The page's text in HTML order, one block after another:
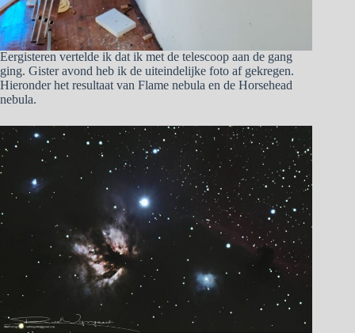
Eergisteren vertelde ik dat ik met de telescoop aan de gang
ging. Gister avond heb ik de uiteindelijke foto af gekregen.
Hieronder het resultaat van Flame nebula en de Horsehead
nebula.